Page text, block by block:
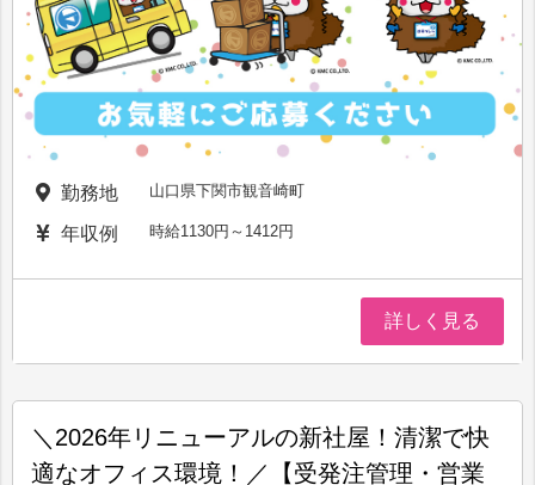
勤務地 山口県下関市観音崎町
年収例 時給1130円～1412円
詳しく見る
＼2026年リニューアルの新社屋！清潔で快
適なオフィス環境！／【受発注管理・営業